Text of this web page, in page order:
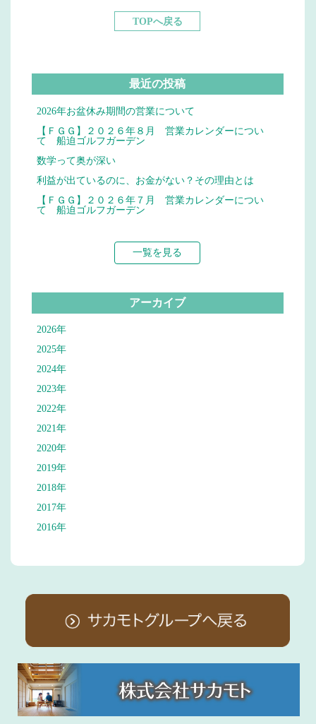
TOPへ戻る
最近の投稿
2026年お盆休み期間の営業について
【ＦＧＧ】２０２６年８月 営業カレンダーについ
て 船迫ゴルフガーデン
数学って奥が深い
利益が出ているのに、お金がない？その理由とは
【ＦＧＧ】２０２６年７月 営業カレンダーについ
て 船迫ゴルフガーデン
一覧を見る
アーカイブ
2026年
2025年
2024年
2023年
2022年
2021年
2020年
2019年
2018年
2017年
2016年